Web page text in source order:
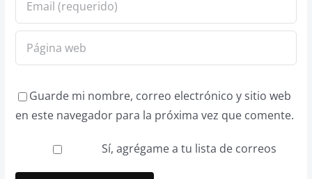
Guarde mi nombre, correo electrónico y sitio web
en este navegador para la próxima vez que comente.
Sí, agrégame a tu lista de correos